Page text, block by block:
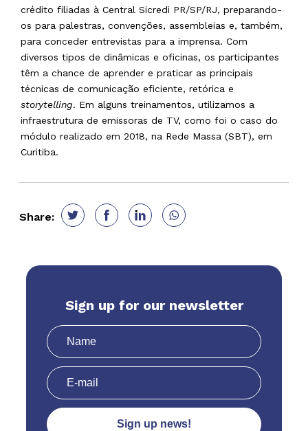
crédito filiadas à Central Sicredi PR/SP/RJ, preparando-
os para palestras, convenções, assembleias e, também,
para conceder entrevistas para a imprensa. Com
diversos tipos de dinâmicas e oficinas, os participantes
têm a chance de aprender e praticar as principais
técnicas de comunicação eficiente, retórica e
storytelling. Em alguns treinamentos, utilizamos a
infraestrutura de emissoras de TV, como foi o caso do
módulo realizado em 2018, na Rede Massa (SBT), em
Curitiba.
Share:
Sign up for our newsletter